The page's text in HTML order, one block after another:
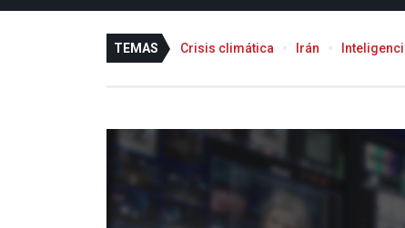
TEMAS Crisis climática Irán